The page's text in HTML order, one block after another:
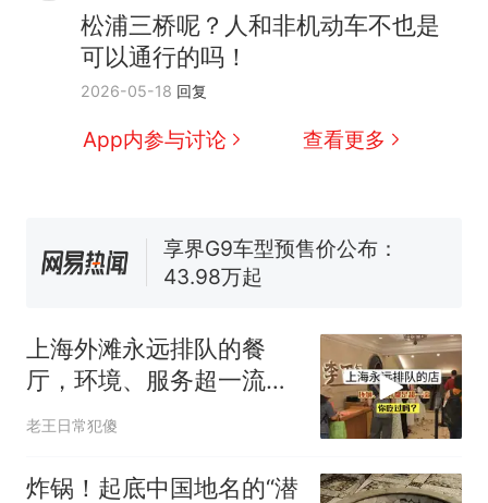
松浦三桥呢？人和非机动车不也是
可以通行的吗！
2026-05-18 回复
App内参与讨论 查看更多
号，仅凭视频评出？中国烹饪
协会回应
台风"白海豚"中心附近最大风
力已达15级 最新研判
佛山一中学招聘物理教师，笔
试前13名均遭淘汰？教育局：
43.98万起
热 那个在床头放菜刀的女孩，
人生
上海外滩永远排队的餐
厅，环境、服务超一流，
你吃过吗？
老王日常犯傻
炸锅！起底中国地名的“潜